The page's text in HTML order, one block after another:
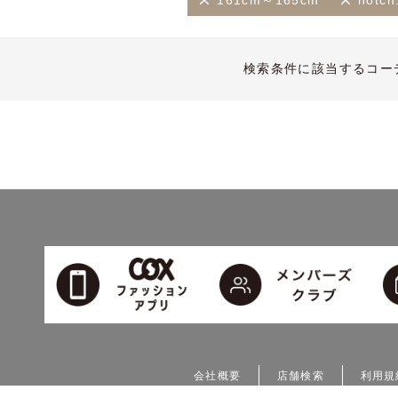
検索条件に該当するコ
会社概要 店舗検索 利用規